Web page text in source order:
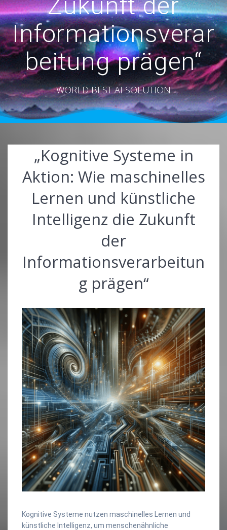
Informationsverar
beitung prägen“
WORLD BEST AI SOLUTION
„Kognitive Systeme in
Aktion: Wie maschinelles
Lernen und künstliche
Intelligenz die Zukunft
der
Informationsverarbeitun
g prägen“
Kognitive Systeme nutzen maschinelles Lernen und
künstliche Intelligenz, um menschenähnliche